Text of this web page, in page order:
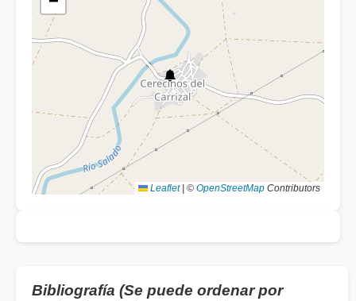
Leaflet © OpenStreetMap Contributors
Bibliografía (Se puede ordenar por